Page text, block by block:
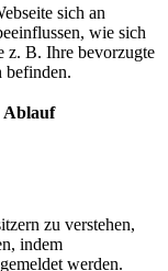
sich an
wie sich
z. B. Ihre bevorzugte
befinden.
Ablauf
zu verstehen,
indem
werden.